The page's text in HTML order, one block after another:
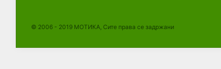
© 2006 - 2019 МОТИКА, Сите права се задржани